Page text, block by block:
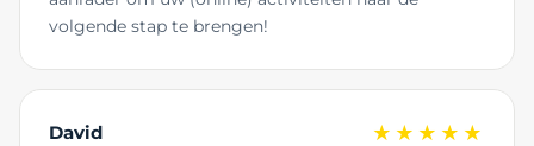
volgende stap te brengen!
David ★★★★★